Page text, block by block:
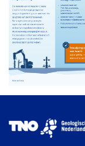
Image